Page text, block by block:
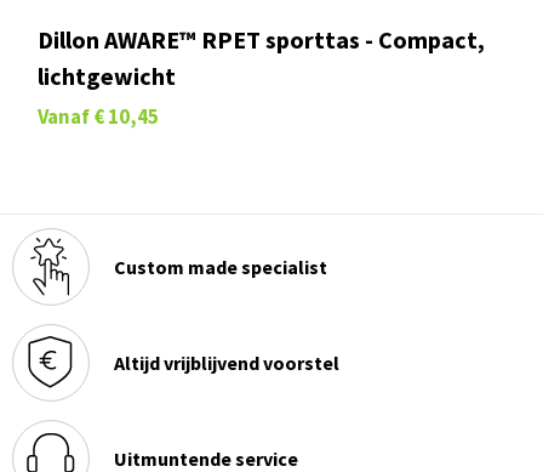
Dillon AWARE™ RPET sporttas - Compact,
lichtgewicht
Vanaf € 10,45
Custom made specialist
Altijd vrijblijvend voorstel
Uitmuntende service